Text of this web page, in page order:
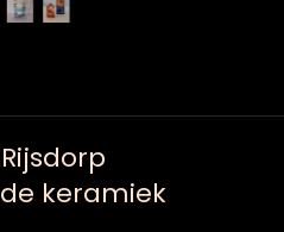
keramiek